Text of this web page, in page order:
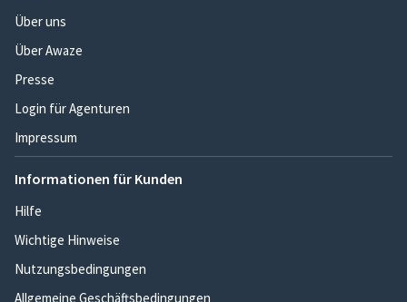
Über uns
Über Awaze
Presse
Login für Agenturen
Impressum
Informationen für Kunden
Hilfe
Wichtige Hinweise
Nutzungsbedingungen
Allgemeine Geschäftsbedingungen